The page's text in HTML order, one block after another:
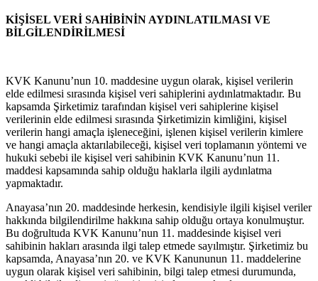
KİŞİSEL VERİ SAHİBİNİN AYDINLATILMASI VE
BİLGİLENDİRİLMESİ
KVK Kanunu’nun 10. maddesine uygun olarak, kişisel verilerin
elde edilmesi sırasında kişisel veri sahiplerini aydınlatmaktadır. Bu
kapsamda Şirketimiz tarafından kişisel veri sahiplerine kişisel
verilerinin elde edilmesi sırasında Şirketimizin kimliğini, kişisel
verilerin hangi amaçla işleneceğini, işlenen kişisel verilerin kimlere
ve hangi amaçla aktarılabileceği, kişisel veri toplamanın yöntemi ve
hukuki sebebi ile kişisel veri sahibinin KVK Kanunu’nun 11.
maddesi kapsamında sahip olduğu haklarla ilgili aydınlatma
yapmaktadır.
Anayasa’nın 20. maddesinde herkesin, kendisiyle ilgili kişisel veriler
hakkında bilgilendirilme hakkına sahip olduğu ortaya konulmuştur.
Bu doğrultuda KVK Kanunu’nun 11. maddesinde kişisel veri
sahibinin hakları arasında ilgi talep etmede sayılmıştır. Şirketimiz bu
kapsamda, Anayasa’nın 20. ve KVK Kanununun 11. maddelerine
uygun olarak kişisel veri sahibinin, bilgi talep etmesi durumunda,